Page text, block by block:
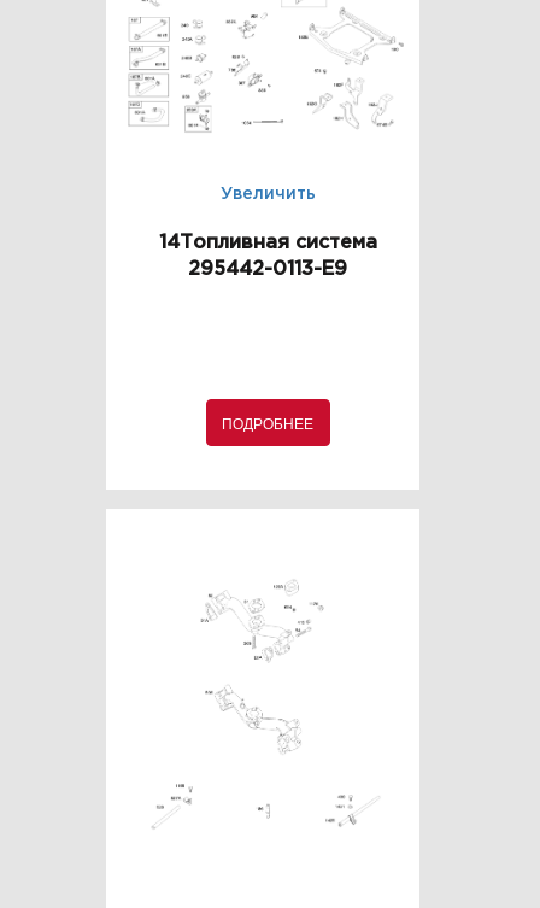
Увеличить
14Топливная система
295442-0113-E9
ПОДРОБНЕЕ